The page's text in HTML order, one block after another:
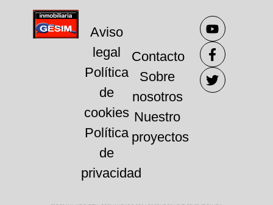
Aviso
legal
Política
de
cookies
Política
de
privacidad
Contacto
Sobre
nosotros
Nuestro
proyectos